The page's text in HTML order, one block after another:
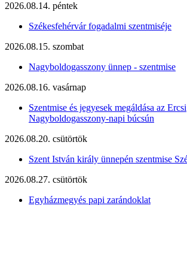
2026.08.14. péntek
Székesfehérvár fogadalmi szentmiséje
2026.08.15. szombat
Nagyboldogasszony ünnep - szentmise
2026.08.16. vasárnap
Szentmise és jegyesek megáldása az Ercsi
Nagyboldogasszony-napi búcsún
2026.08.20. csütörtök
Szent István király ünnepén szentmise
2026.08.27. csütörtök
Egyházmegyés papi zarándoklat